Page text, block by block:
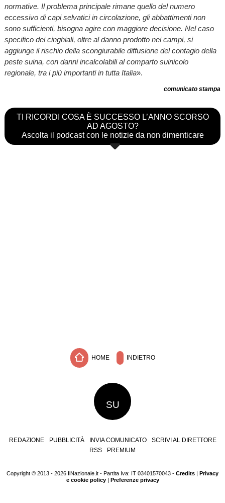
normative. Il problema principale rimane quello del numero
eccessivo di capi selvatici in circolazione, gli abbattimenti non
sono sufficienti, bisogna agire con maggiore decisione. Nel caso
specifico dei cinghiali, oltre al danno prodotto nei campi, si
aggiunge il rischio della scongiurabile diffusione del contagio della
peste suina, con danni incalcolabili al comparto suinicolo
regionale, tra i più importanti in tutta Italia».
comunicato stampa
TI RICORDI COSA È SUCCESSO L’ANNO SCORSO
AD AGOSTO?
Ascolta il podcast con le notizie da non dimenticare
HOME INDIETRO
SU
REDAZIONE PUBBLICITÀ INVIA COMUNICATO
SCRIVI AL DIRETTORE
RSS
PREMIUM
Copyright © 2013 - 2026 IlNazionale.it - Partita Iva: IT 03401570043 - Credits | Privacy
e cookie policy| Preferenze privacy